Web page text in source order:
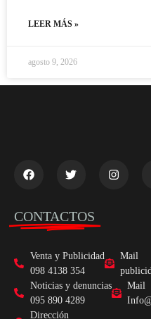
LEER MÁS »
agosto 9, 2026
CONTACTOS
Venta y Publicidad
098 4138 354
Mail
Noticias y denuncias
095 890 4289
Mail
Dirección